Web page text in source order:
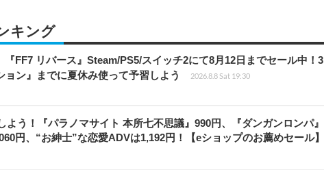
キング
『FF7 リバース』Steam/PS5/スイッチ2にて8月12日までセール中！3
ョン』までに夏休み使って予習しよう
2026.8.8 Sat 19:30
よう！『パラノマサイト 本所七不思議』990円、『ダンガンロンパ』
円、“お紳士”な恋愛ADVは1,192円！【eショップのお薦めセール】